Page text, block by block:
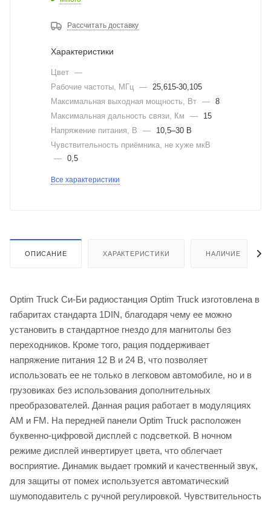
Рассчитать доставку
Характеристики
Цвет —
Рабочие частоты, МГц
—
25,615-30,105
Максимальная выходная мощность, Вт — 8
Максимальная дальность связи, Км
—
15
Напряжение питания, В
—
10,5–30 В
Чувствительность приёмника, не хуже мкВ
— 0,5
Все характеристики
ОПИСАНИЕ ХАРАКТЕРИСТИКИ НАЛИЧИЕ
Optim Truck Си-Би радиостанция Optim Truck изготовлена в
габаритах стандарта 1DIN, благодаря чему ее можно
установить в стандартное гнездо для магнитолы без
переходников. Кроме того, рация поддерживает
напряжение питания 12 В и 24 В, что позволяет
использовать ее не только в легковом автомобиле, но и в
грузовиках без использования дополнительных
преобразователей. Данная рация работает в модуляциях
AM и FM. На передней панели Optim Truck расположен
буквенно-цифровой дисплей с подсветкой. В ночном
режиме дисплей инвертирует цвета, что облегчает
восприятие. Динамик выдает громкий и качественный звук,
для защиты от помех используется автоматический
шумоподавитель с ручной регулировкой. Чувствительность